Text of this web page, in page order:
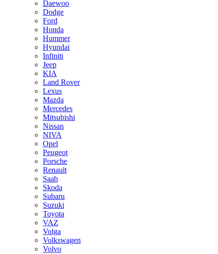
Daewoo
Dodge
Ford
Honda
Hummer
Hyundai
Infiniti
Jeep
KIA
Land Rover
Lexus
Mazda
Mercedes
Mitsubishi
Nissan
NIVA
Opel
Peugeot
Porsche
Renault
Saab
Skoda
Subaru
Suzuki
Toyota
VAZ
Volga
Volkswagen
Volvo